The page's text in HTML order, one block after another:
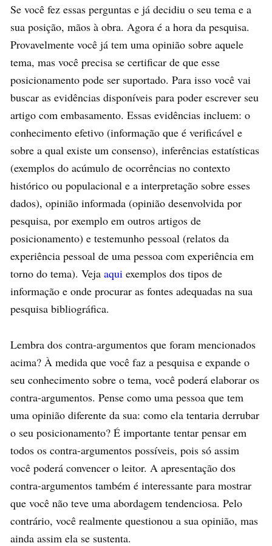
Se você fez essas perguntas e já decidiu o seu tema e a
sua posição, mãos à obra. Agora é a hora da pesquisa.
Provavelmente você já tem uma opinião sobre aquele
tema, mas você precisa se certificar de que esse
posicionamento pode ser suportado. Para isso você vai
buscar as evidências disponíveis para poder escrever seu
artigo com embasamento. Essas evidências incluem: o
conhecimento efetivo (informação que é verificável e
sobre a qual existe um consenso), inferências estatísticas
(exemplos do acúmulo de ocorrências no contexto
histórico ou populacional e a interpretação sobre esses
dados), opinião informada (opinião desenvolvida por
pesquisa, por exemplo em outros artigos de
posicionamento) e testemunho pessoal (relatos da
experiência pessoal de uma pessoa com experiência em
torno do tema). Veja aqui exemplos dos tipos de
informação e onde procurar as fontes adequadas na sua
pesquisa bibliográfica.
Lembra dos contra-argumentos que foram mencionados
acima? À medida que você faz a pesquisa e expande o
seu conhecimento sobre o tema, você poderá elaborar os
contra-argumentos. Pense como uma pessoa que tem
uma opinião diferente da sua: como ela tentaria derrubar
o seu posicionamento? É importante tentar pensar em
todos os contra-argumentos possíveis, pois só assim
você poderá convencer o leitor. A apresentação dos
contra-argumentos também é interessante para mostrar
que você não teve uma abordagem tendenciosa. Pelo
contrário, você realmente questionou a sua opinião, mas
ainda assim ela se sustenta.